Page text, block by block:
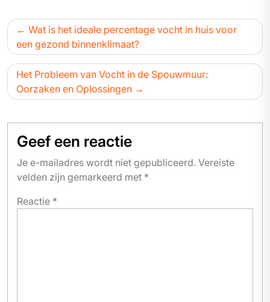
Bericht
navigatie
Wat is het ideale percentage vocht in huis voor
een gezond binnenklimaat?
Het Probleem van Vocht in de Spouwmuur:
Oorzaken en Oplossingen
Geef een reactie
Je e-mailadres wordt niet gepubliceerd. Vereiste
velden zijn gemarkeerd met *
Reactie *